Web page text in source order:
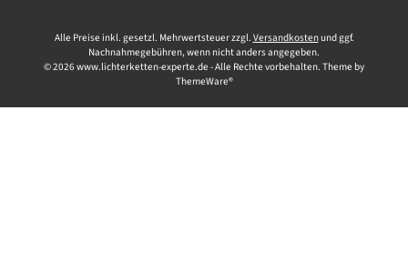
Alle Preise inkl. gesetzl. Mehrwertsteuer zzgl. Versandkostenund ggf.
Nachnahmegebühren, wenn nicht anders angegeben.
© 2026 www.lichterketten-experte.de - Alle Rechte vorbehalten. Theme by
ThemeWare®